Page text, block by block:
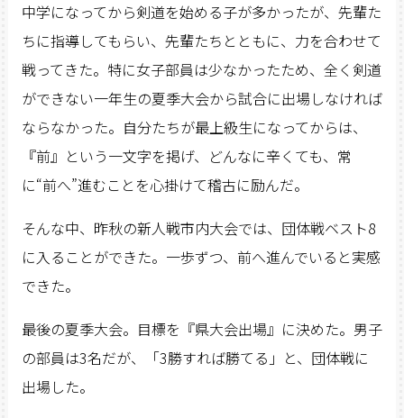
中学になってから剣道を始める子が多かったが、先輩た
ちに指導してもらい、先輩たちとともに、力を合わせて
戦ってきた。特に女子部員は少なかったため、全く剣道
ができない一年生の夏季大会から試合に出場しなければ
ならなかった。自分たちが最上級生になってからは、
『前』という一文字を掲げ、どんなに辛くても、常
に“前へ”進むことを心掛けて稽古に励んだ。
そんな中、昨秋の新人戦市内大会では、団体戦ベスト8
に入ることができた。一歩ずつ、前へ進んでいると実感
できた。
最後の夏季大会。目標を『県大会出場』に決めた。男子
の部員は3名だが、「3勝すれば勝てる」と、団体戦に
出場した。